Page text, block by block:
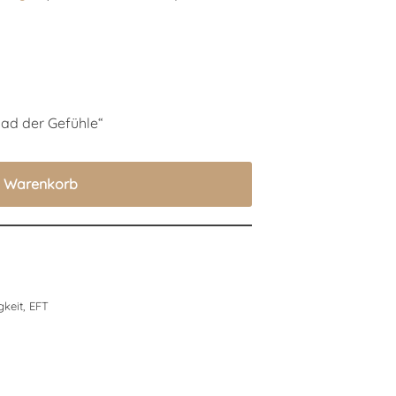
der Gefühle“
Warenkorb
, EFT